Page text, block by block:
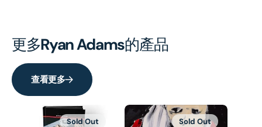
更多Ryan Adams的產品
查看更多
Sold Out Sold Out